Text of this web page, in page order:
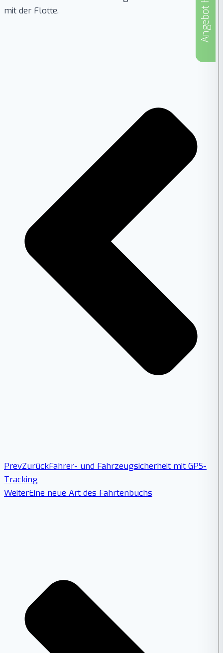
mit der Flotte.
PrevZurückFahrer- und Fahrzeugsicherheit mit GPS-
Tracking
WeiterEine neue Art des Fahrtenbuchs